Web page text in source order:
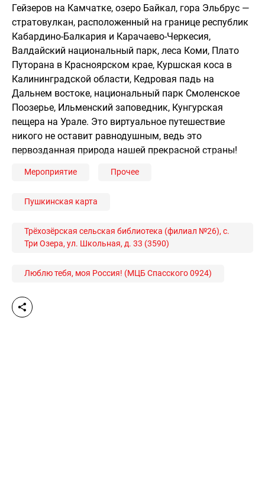
Гейзеров на Камчатке, озеро Байкал, гора Эльбрус —
стратовулкан, расположенный на границе республик
Кабардино-Балкария и Карачаево-Черкесия,
Валдайский национальный парк, леса Коми, Плато
Путорана в Красноярском крае, Куршская коса в
Калининградской области, Кедровая падь на
Дальнем востоке, национальный парк Смоленское
Поозерье, Ильменский заповедник, Кунгурская
пещера на Урале. Это виртуальное путешествие
никого не оставит равнодушным, ведь это
первозданная природа нашей прекрасной страны!
Мероприятие Прочее
Пушкинская карта
Трёхозёрская сельская библиотека (филиал №26), с.
Три Озера, ул. Школьная, д. 33 (3590)
Люблю тебя, моя Россия! (МЦБ Спасского 0924)